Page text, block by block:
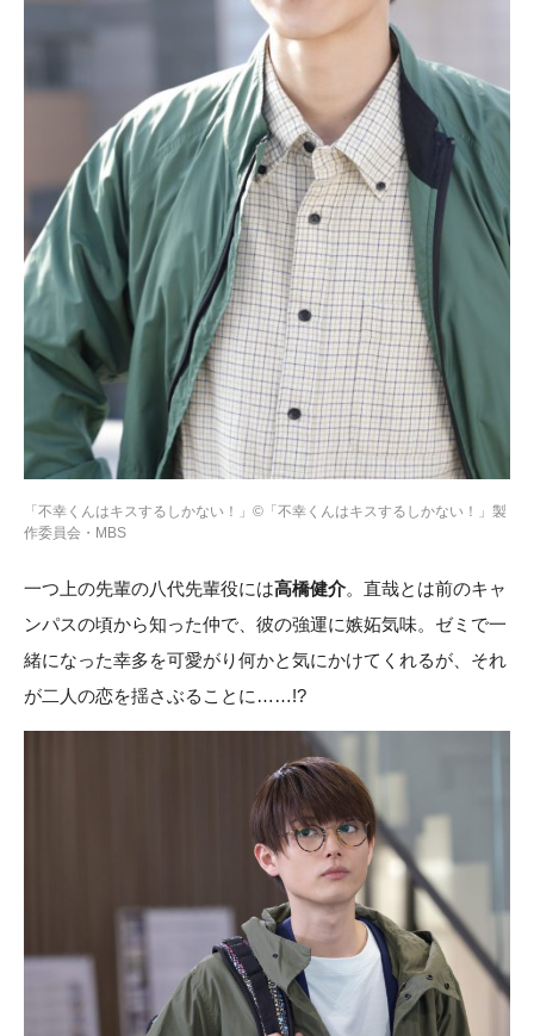
「不幸くんはキスするしかない！」©「不幸くんはキスするしかない！」製
作委員会・MBS
一つ上の先輩の八代先輩役には高橋健介。直哉とは前のキャ
ンパスの頃から知った仲で、彼の強運に嫉妬気味。ゼミで一
緒になった幸多を可愛がり何かと気にかけてくれるが、それ
が二人の恋を揺さぶることに……!?